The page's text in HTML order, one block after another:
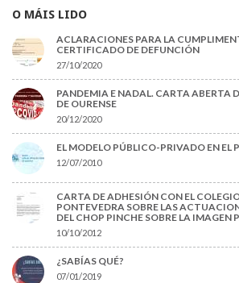
O MÁIS LIDO
ACLARACIONES PARA LA
CERTIFICADO DE DEFUNCIÓN
27/10/2020
PANDEMIA E NADAL. CARTA ABERTA
DE OURENSE
20/12/2020
EL MODELO PÚBLICO-PRIVADO EN EL
12/07/2010
CARTA DE ADHESIÓN CON EL
PONTEVEDRA SOBRE LAS
DEL CHOP PINCHE SOBRE LA IMAGEN
10/10/2012
¿SABÍAS QUÉ?
07/01/2019